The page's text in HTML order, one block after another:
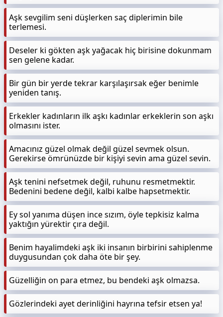
Aşk sevgilim seni düşlerken saç diplerimin bile
terlemesi.
Deseler ki gökten aşk yağacak hiç birisine dokunmam
sen gelene kadar.
Bir gün bir yerde tekrar karşılaşırsak eğer benimle
yeniden tanış.
Erkekler kadınların ilk aşkı kadınlar erkeklerin son aşkı
olmasını ister.
Amacınız güzel olmak değil güzel sevmek olsun.
Gerekirse ömrünüzde bir kişiyi sevin ama güzel sevin.
Aşk tenini nefsetmek değil, ruhunu resmetmektir.
Bedenini bedene değil, kalbi kalbe hapsetmektir.
Ey sol yanıma düşen ince sızım, öyle tepkisiz kalma
yaktığın yürektir çıra değil.
Benim hayalimdeki aşk iki insanın birbirini sahiplenme
duygusundan çok daha öte bir şey.
Güzelliğin on para etmez, bu bendeki aşk olmazsa.
Gözlerindeki ayet derinliğini hayrına tefsir etsen ya!